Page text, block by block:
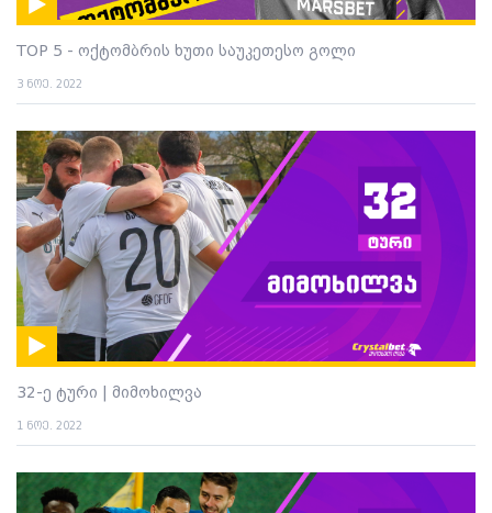
TOP 5 - ოქტომბრის ხუთი საუკეთესო გოლი
3 ნოე. 2022
32-ე ტური | მიმოხილვა
1 ნოე. 2022